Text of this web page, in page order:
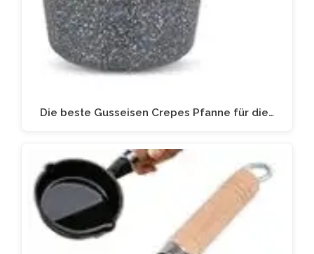
Die beste Gusseisen Crepes Pfanne für die…